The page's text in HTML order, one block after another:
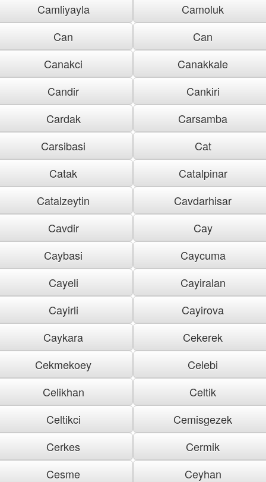
Camliyayla
Camoluk
Can
Can
Canakci
Canakkale
Candir
Cankiri
Cardak
Carsamba
Carsibasi
Cat
Catak
Catalpinar
Catalzeytin
Cavdarhisar
Cavdir
Cay
Caybasi
Caycuma
Cayeli
Cayiralan
Cayirli
Cayirova
Caykara
Cekerek
Cekmekoey
Celebi
Celikhan
Celtik
Celtikci
Cemisgezek
Cerkes
Cermik
Cesme
Ceyhan